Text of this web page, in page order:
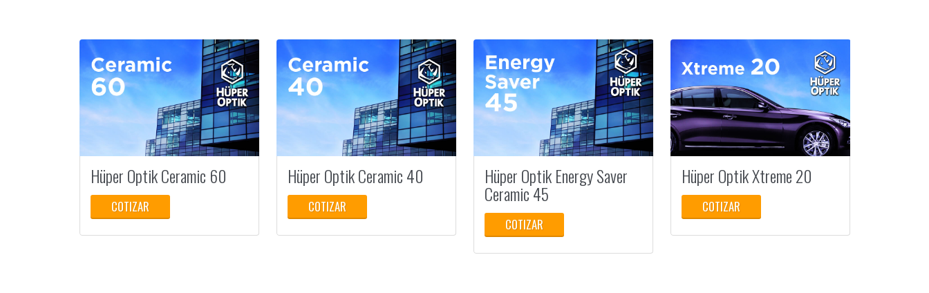
Hüper Optik Ceramic 60
COTIZAR
Hüper Optik Ceramic 40
COTIZAR
Hüper Optik Energy Saver
Ceramic 45
COTIZAR
Hüper Optik Xtreme 20
COTIZAR